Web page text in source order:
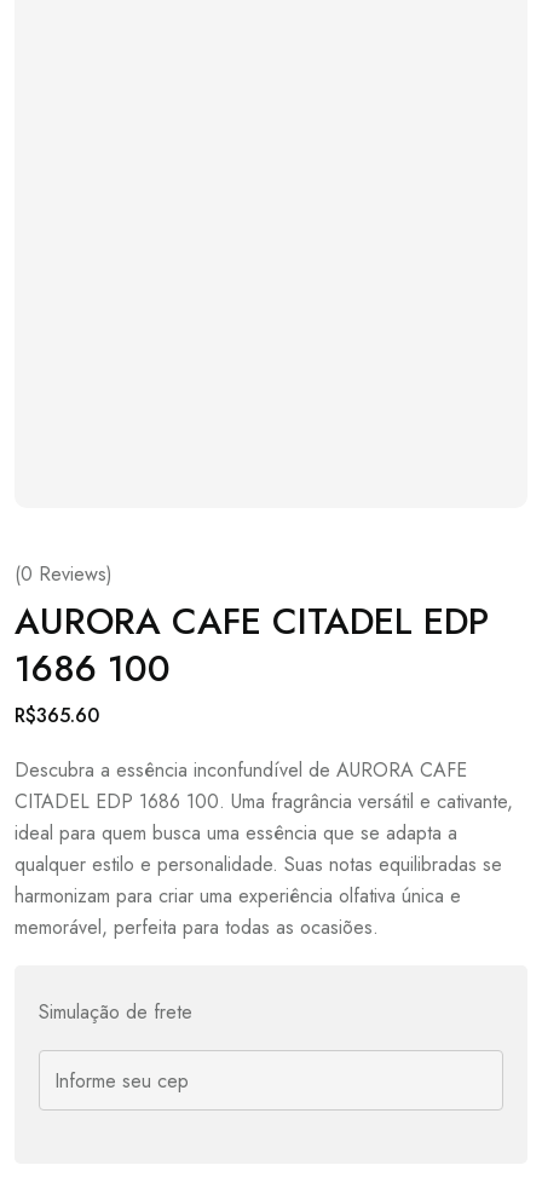
(0 Reviews)
AURORA CAFE CITADEL EDP
1686 100
R$365.60
Descubra a essência inconfundível de AURORA CAFE
CITADEL EDP 1686 100. Uma fragrância versátil e cativante,
ideal para quem busca uma essência que se adapta a
qualquer estilo e personalidade. Suas notas equilibradas se
harmonizam para criar uma experiência olfativa única e
memorável, perfeita para todas as ocasiões.
Simulação de frete